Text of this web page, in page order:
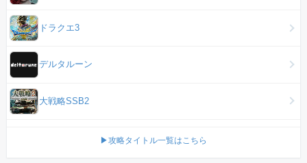
ドラクエ3
デルタルーン
大戦略SSB2
▶攻略タイトル一覧はこちら